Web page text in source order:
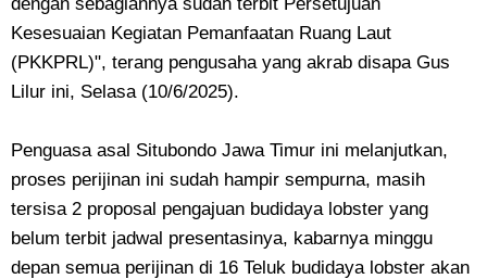
Kesesuaian Kegiatan Pemanfaatan Ruang Laut
(PKKPRL)", terang pengusaha yang akrab disapa Gus
Lilur ini, Selasa (10/6/2025).
Penguasa asal Situbondo Jawa Timur ini melanjutkan,
proses perijinan ini sudah hampir sempurna, masih
tersisa 2 proposal pengajuan budidaya lobster yang
belum terbit jadwal presentasinya, kabarnya minggu
depan semua perijinan di 16 Teluk budidaya lobster akan